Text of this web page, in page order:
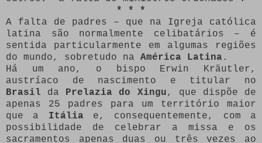
* * *
A falta de padres – que na Igreja católica
latina são normalmente celibatários – é
sentida particularmente em algumas regiões
do mundo, sobretudo na América Latina .
Há um ano, o bispo Erwin Kräutler,
austríaco de nascimento e titular no
Brasil da Prelazia do Xingu, que dispõe de
apenas 25 padres para um território maior
que a Itália e, consequentemente, com a
possibilidade de celebrar a missa e os
sacramentos apenas duas ou três vezes ao